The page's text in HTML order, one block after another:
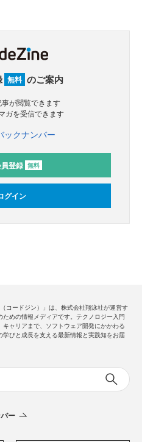
無料 のご案内
事が閲覧できます
ガを受信できます
ックナンバー
登録 無料
グイン
（コードジン）」は、株式会社翔泳社が運営す
ための情報メディアです。テクノロジー入門
キャリアまで、ソフトウェア開発にかかわる
学びと成長を支える最新情報と実践知をお届
ー